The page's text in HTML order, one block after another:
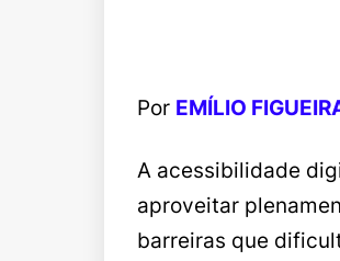
Por EMÍLIO
A acessibilidade
aproveitar
barreiras que